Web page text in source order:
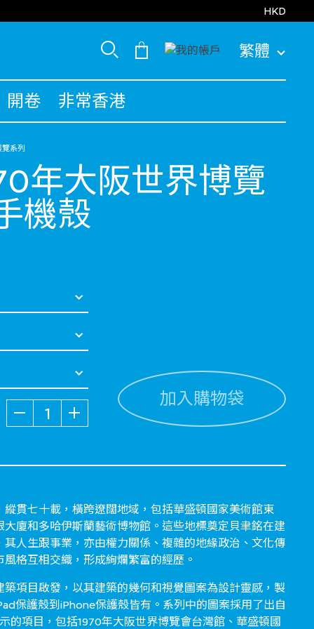
HKD
繁體
開卷 非常香港
覽系列
年大阪世界博覽
機殼
加入購物袋
縱貫七十載，橫跨遼闊地域，包括華盛頓國家美術館東
廈和多哈伊斯蘭藝術博物館。這些地標奠定貝聿銘在建
人生跟事業，亦由權力關係、複雜的地緣政治、文化傳
格互相交織，形成絢爛繁富的經歷。
築項目啟發，以其建築的幾何和視覺圖案為設計靈感，製
保護殼到iPhone保護殼皆有。系列中的圖案採用了出自
的項目，包括1970年大阪世界博覽會台灣館、華盛頓國